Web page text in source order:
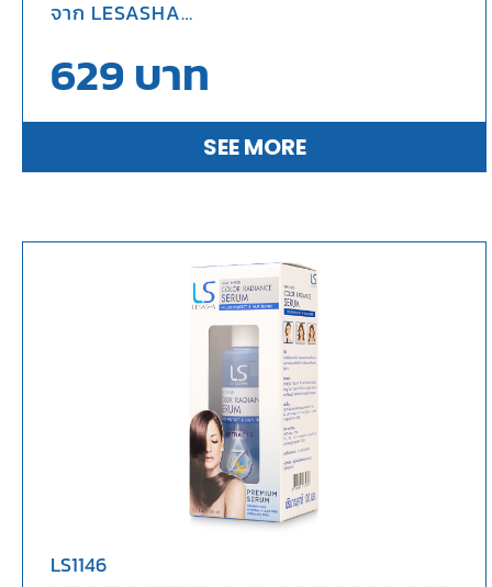
จาก LESASHA
ความร้อนและปกป้องสีผมให้ดูสดใส
629 บาท
SEE MORE
LS1146